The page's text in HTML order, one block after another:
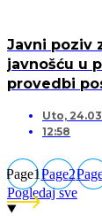
Javni poziv
javnošću u
provedbi
Uto,
12:58
Page1Page2
Pogledaj sve